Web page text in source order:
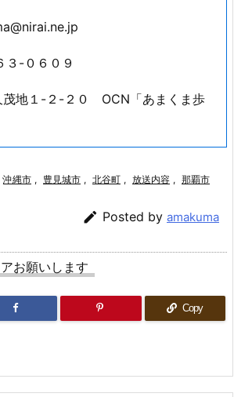
３-０６０９
茂地１-２-２０ OCN「あまくま歩
沖縄市 , 豊見城市 , 北谷町 , 放送内容 , 那覇市
 Posted by amakuma
お願いします
Copy